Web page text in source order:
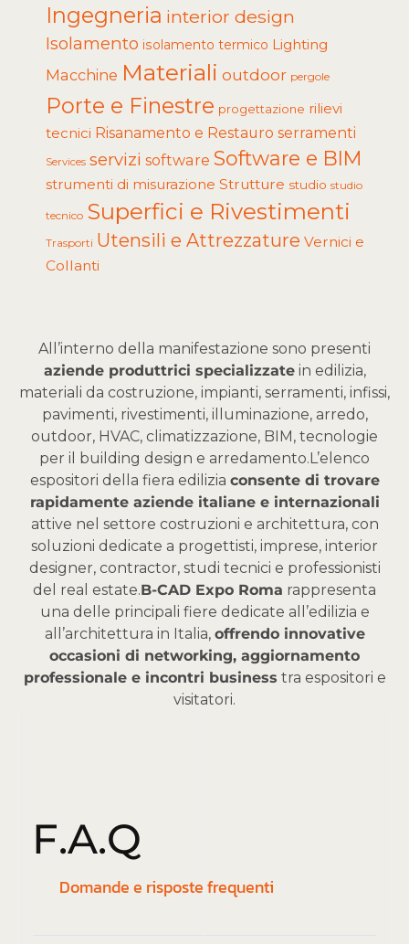
Ingegneria interior design
Isolamento isolamento termico Lighting
Macchine Materiali outdoor pergole
Porte e Finestre progettazione rilievi
tecnici Risanamento e Restauro serramenti
Services servizi software Software e BIM
strumenti di misurazione Strutture studio studio
tecnico Superfici e Rivestimenti
Trasporti Utensili e Attrezzature Vernici e
Collanti
All’interno della manifestazione sono presenti
aziende produttrici specializzatein edilizia,
materiali da costruzione, impianti, serramenti, infissi,
pavimenti, rivestimenti, illuminazione, arredo,
outdoor, HVAC, climatizzazione, BIM, tecnologie
per il building design e arredamento. L’elenco
espositori della fiera edilizia consente di trovare
rapidamente aziende italiane e internazionali
attive nel settore costruzioni e architettura, con
soluzioni dedicate a progettisti, imprese, interior
designer, contractor, studi tecnici e professionisti
del real estate.B-CAD Expo Roma rappresenta
una delle principali fiere dedicate all’edilizia e
all’architettura in Italia, offrendo innovative
occasioni di networking, aggiornamento
professionale e incontri business tra espositori e
visitatori.
F.A.Q
Domande e risposte frequenti